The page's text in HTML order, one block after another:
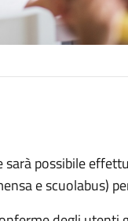
possibile
e scuolabus)